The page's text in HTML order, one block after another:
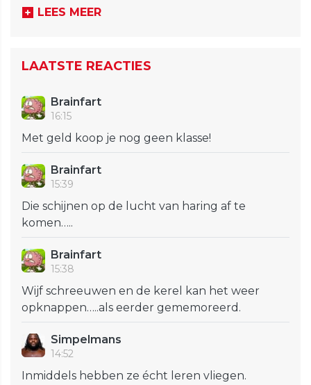
LEES MEER
LAATSTE REACTIES
Brainfart
16:15
Met geld koop je nog geen klasse!
Brainfart
15:39
Die schijnen op de lucht van haring af te
komen…..
Brainfart
15:38
Wijf schreeuwen en de kerel kan het weer
opknappen…..als eerder gememoreerd.
Simpelmans
14:52
Inmiddels hebben ze écht leren vliegen.